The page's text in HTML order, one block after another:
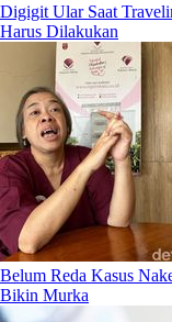
Digigit Ular Saat
Harus Dilakukan
Belum Reda Kasus
Bikin Murka